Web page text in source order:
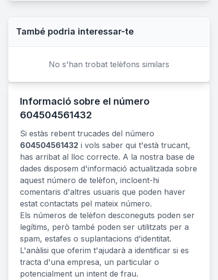
També podria interessar-te
No s'han trobat telèfons similars
Informació sobre el número
604504561432
Si estàs rebent trucades del número
604504561432 i vols saber qui t'està trucant,
has arribat al lloc correcte. A la nostra base de
dades disposem d'informació actualitzada sobre
aquest número de telèfon, incloent-hi
comentaris d'altres usuaris que poden haver
estat contactats pel mateix número.
Els números de telèfon desconeguts poden ser
legítims, però també poden ser utilitzats per a
spam, estafes o suplantacions d'identitat.
L'anàlisi que oferim t'ajudarà a identificar si es
tracta d'una empresa, un particular o
potencialment un intent de frau.